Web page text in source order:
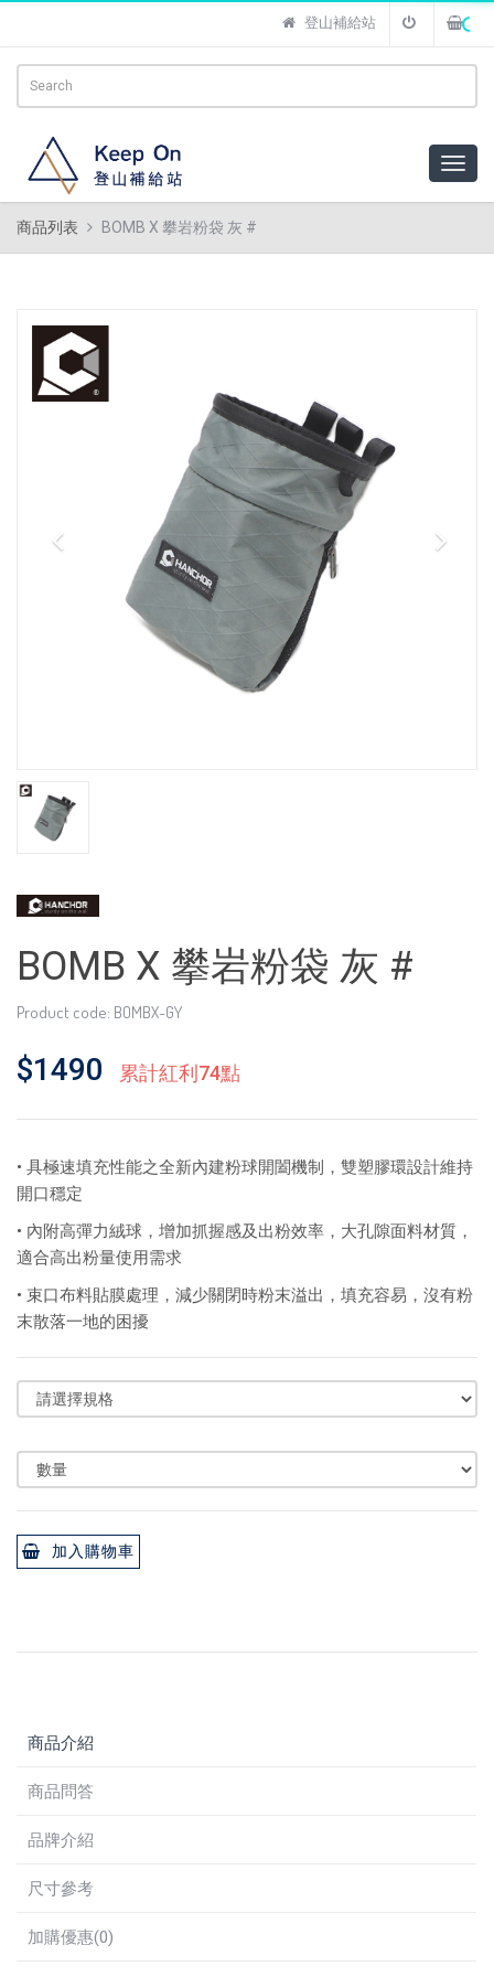
登山補給站
商品列表 BOMB X 攀岩粉袋 灰 #
BOMB X 攀岩粉袋 灰 #
Product code: BOMBX-GY
$1490 累計紅利74點
• 具極速填充性能之全新內建粉球開闔機制，雙塑膠環設計維持
開口穩定
• 內附高彈力絨球，增加抓握感及出粉效率，大孔隙面料材質，
適合高出粉量使用需求
• 束口布料貼膜處理，減少關閉時粉末溢出，填充容易，沒有粉
末散落一地的困擾
加入購物車
商品介紹
商品問答
品牌介紹
尺寸參考
加購優惠(0)